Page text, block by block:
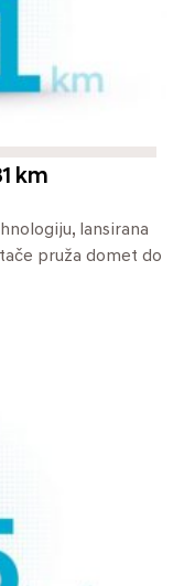
km
lansirana
pruža domet do